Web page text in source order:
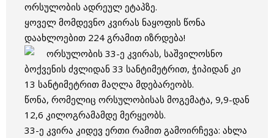
ორსულობის ადრეულ ეტაპზე.
ყოველ მომდევნო კვირას ნაყოფის წონა
დაახლოებით 224 გრამით იზრდება!
ორსულობის 33-ე კვირას, საშვილოსნო
ბოქვენის ძვლიდან 33 სანტიმეტრით, ჭიპიდან კი
13 სანტიმეტრით მაღლა მდებარეობს.
წონა, რომელიც ორსულობისას მოგემატა, 9,9-დან
12,6 კილოგრამამდე მერყეობს.
33-ე კვირა კიდევ ერთი რამით გამოირჩევა: ახლა